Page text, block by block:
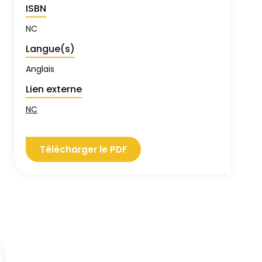
ISBN
NC
Langue(s)
Anglais
Lien externe
NC
Télécharger le PDF